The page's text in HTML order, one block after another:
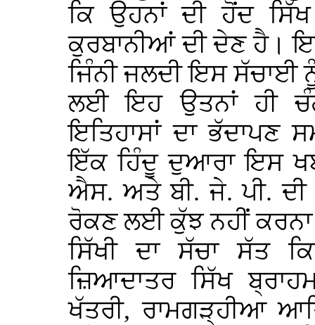
ਕਿ ਉਹਨਾਂ ਦੀ ਹੋਂਦ
ਕੁਰਬਾਨੀਆਂ ਦੀ ਦੇਣ ਹੈ।
ਜਿੰਨੀ ਜਲਦੀ ਇਸ ਸੱਚਾਈ
ਲਈ ਇਹ ਉਤਨਾਂ ਹੀ
ਇਤਿਹਾਸਾਂ ਦਾ ਭੱਦਾਪਣ
ਇੱਕ ਹਿੰਦੂ ਦੁਆਰਾ ਇਸ
ਐਸ. ਅਤੇ ਬੀ. ਜੇ. ਪੀ.
ਰੋਕਣ ਲਈ ਕੁੱਝ ਨਹੀਂ ਕਰਨਾ
ਸਿੱਖੀ ਦਾ ਸੱਚਾ ਸੱਤ
ਜ਼ਿਆਦਾਤਰ ਸਿੱਖ
ਖੱਤਰੀ, ਰਾਮਗੜ੍ਹੀਆ